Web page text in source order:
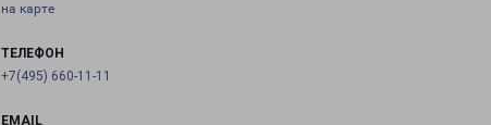
на карте
ТЕЛЕФОН
+7(495) 660-11-11
EMAIL